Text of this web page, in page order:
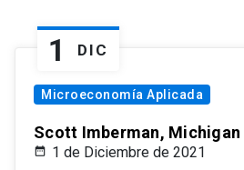
1 DIC
Microeconomía Aplicada
Scott Imberman,
1 de Diciembre de 2021